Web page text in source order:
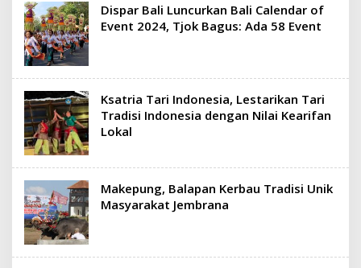
Dispar Bali Luncurkan Bali Calendar of
Event 2024, Tjok Bagus: Ada 58 Event
Ksatria Tari Indonesia, Lestarikan Tari
Tradisi Indonesia dengan Nilai Kearifan
Lokal
Makepung, Balapan Kerbau Tradisi Unik
Masyarakat Jembrana